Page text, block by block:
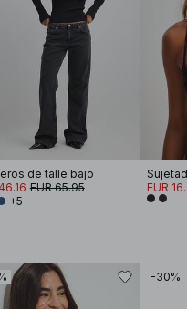
de talle bajo
EUR 65.95
+5
EUR
-30%